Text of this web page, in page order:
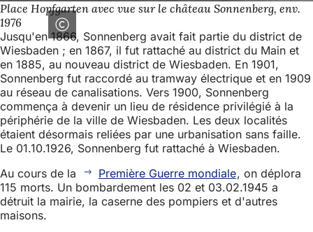
Place Hopfgarten avec vue sur le château Sonnenberg, env.
1976
Jusqu'en 1866, Sonnenberg avait fait partie du district de
Wiesbaden ; en 1867, il fut rattaché au district du Main et
en 1885, au nouveau district de Wiesbaden. En 1901,
Sonnenberg fut raccordé au tramway électrique et en 1909
au réseau de canalisations. Vers 1900, Sonnenberg
commença à devenir un lieu de résidence privilégié à la
périphérie de la ville de Wiesbaden. Les deux localités
étaient désormais reliées par une urbanisation sans faille.
Le 01.10.1926, Sonnenberg fut rattaché à Wiesbaden.
Au cours de la
Première Guerre mondiale, on déplora
115 morts. Un bombardement les 02 et 03.02.1945 a
détruit la mairie, la caserne des pompiers et d'autres
maisons.